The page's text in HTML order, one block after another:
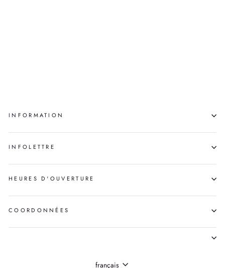
INFORMATION
INFOLETTRE
HEURES D'OUVERTURE
COORDONNÉES
LANGUE
français